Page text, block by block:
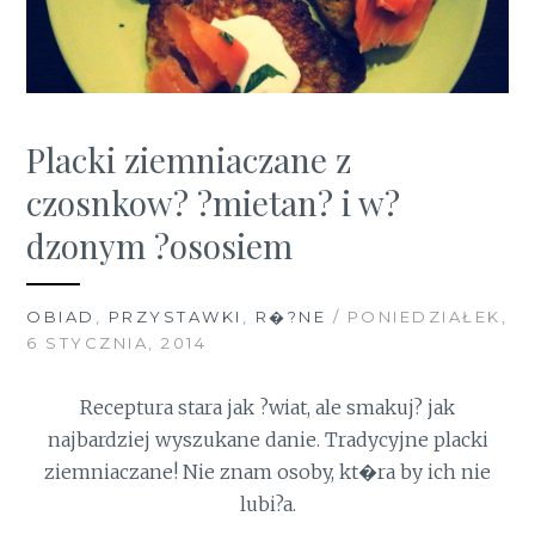
Placki ziemniaczane z
czosnkow? ?mietan? i w?
dzonym ?ososiem
OBIAD , PRZYSTAWKI , R�?NE / PONIEDZIAŁEK,
6 STYCZNIA, 2014
Receptura stara jak ?wiat, ale smakuj? jak
najbardziej wyszukane danie. Tradycyjne placki
ziemniaczane! Nie znam osoby, kt�ra by ich nie
lubi?a.